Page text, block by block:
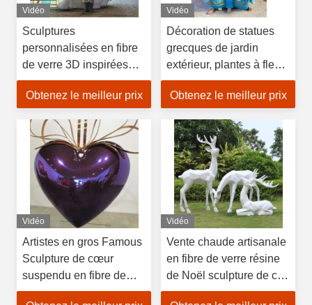
Vidéo
Sculptures
personnalisées en fibre
de verre 3D inspirées
d'anime pour la
décoration d'entreprise,
l'affichage commercial et
les cadeaux
Obtenez le meilleur prix
Vidéo
Décoration de statues
grecques de jardin
extérieur, plantes à fleurs
sculptées, grande
sculpture de fontaine
et laiton
Obtenez le meilleur prix
Vidéo
Artistes en gros Famous
Sculpture de cœur
suspendu en fibre de
verre moderne pour un
Vidéo
Vente chaude artisanale
en fibre de verre résine
de Noël sculpture de cerf
blanc design